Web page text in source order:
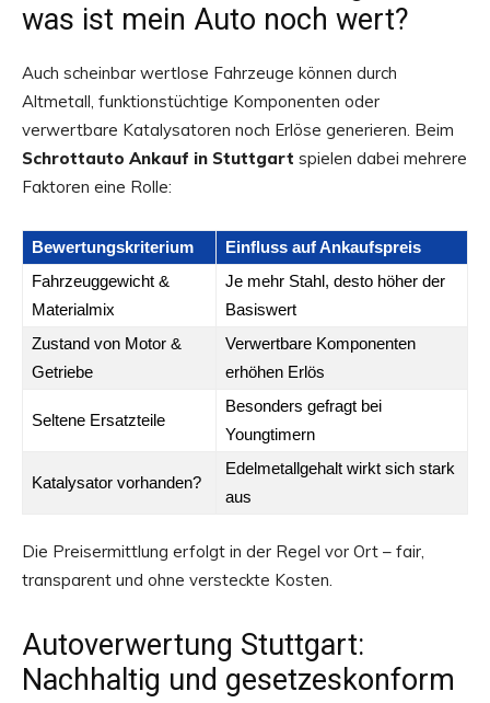
was ist mein Auto noch wert?
Auch scheinbar wertlose Fahrzeuge können durch
Altmetall, funktionstüchtige Komponenten oder
verwertbare Katalysatoren noch Erlöse generieren. Beim
Schrottauto Ankauf in Stuttgart spielen dabei mehrere
Faktoren eine Rolle:
Bewertungskriterium
Einfluss auf Ankaufspreis
Fahrzeuggewicht &
Materialmix
Je mehr Stahl, desto höher der
Basiswert
Zustand von Motor &
Getriebe
Verwertbare Komponenten
erhöhen Erlös
Seltene Ersatzteile
Besonders gefragt bei
Youngtimern
Katalysator vorhanden?
Edelmetallgehalt wirkt sich stark
aus
Die Preisermittlung erfolgt in der Regel vor Ort – fair,
transparent und ohne versteckte Kosten.
Autoverwertung Stuttgart:
Nachhaltig und gesetzeskonform